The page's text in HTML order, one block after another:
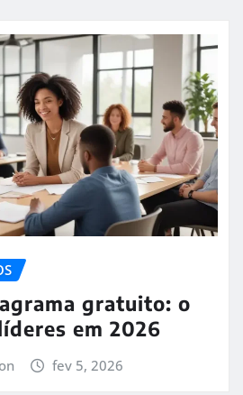
gratuito: o
em 2026
fev 5, 2026